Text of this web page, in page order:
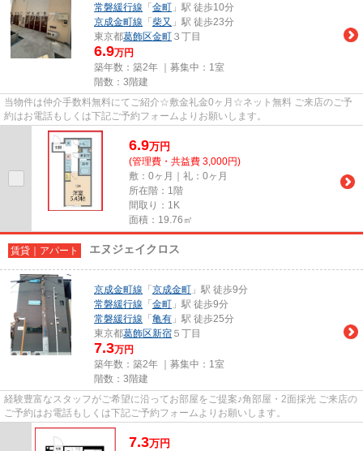
常磐緩行線 「 金町 」駅 徒歩10分
京成金町線 「 柴又 」駅 徒歩23分
東京都葛飾区金町 ３丁目
6.9万円
築年数：築2年 ｜募集中： 1室
階数：3階建
当物件は仲介手数料無料にてご紹介☆敷金礼金0ヶ月☆ネット無料 ご来店のご予
約はお電話もしくは下記ご予約フォームよりお願いします。
6.9万円
(管理費・共益費 3,000円)
敷：0ヶ月｜礼：0ヶ月
所在階：1階
間取り：1K
面積：19.76㎡
賃貸｜アパート エヌジェイクロス
京成金町線 「 京成金町 」駅 徒歩9分
常磐緩行線 「 金町 」駅 徒歩9分
常磐緩行線 「 亀有 」駅 徒歩25分
東京都葛飾区新宿 ５丁目
7.3万円
築年数：築2年 ｜募集中： 1室
階数：3階建
経験豊富なスタッフがご希望に沿ってお部屋をご提案♪角部屋・2面採光 ご来店の
ご予約はお電話もしくは下記ご予約フォームよりお願いします。
7.3万円